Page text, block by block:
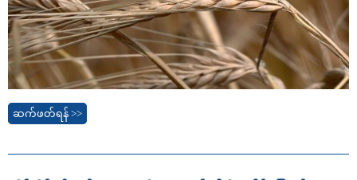
ဆက်ဖတ်ရန် >>